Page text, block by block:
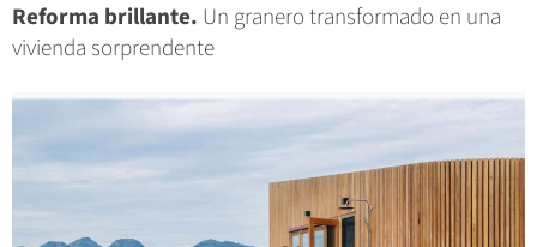
Reforma brillante. Un granero transformado en una
vivienda sorprendente